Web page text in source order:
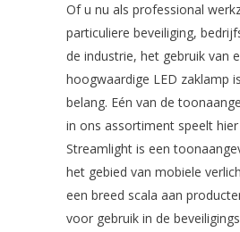
Of u nu als professional
particuliere beveiliging,
de industrie, het gebruik van
hoogwaardige LED zaklamp
belang. Eén van de
in ons assortiment speelt hier
Streamlight is een
het gebied van mobiele
een breed scala aan
voor gebruik in de